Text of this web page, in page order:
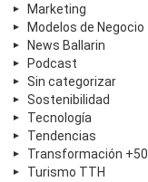
Marketing
Modelos de Negocio
News Ballarin
Podcast
Sin categorizar
Sostenibilidad
Tecnología
Tendencias
Transformación +50
Turismo TTH